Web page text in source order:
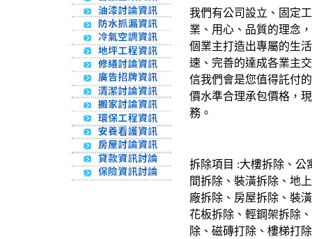
我們有公司設立、固定
業、用心、品質的理念
個業主打造出專屬的生
速、完善的達成各業主
信我們會是您值得託付
價水準合理承包價格，
務。
拆除項目 :大樓拆除、公
間拆除、裝潢拆除、地
廠拆除、房屋拆除、裝
花板拆除、輕鋼架拆除
除、磁磚打除、樓梯打